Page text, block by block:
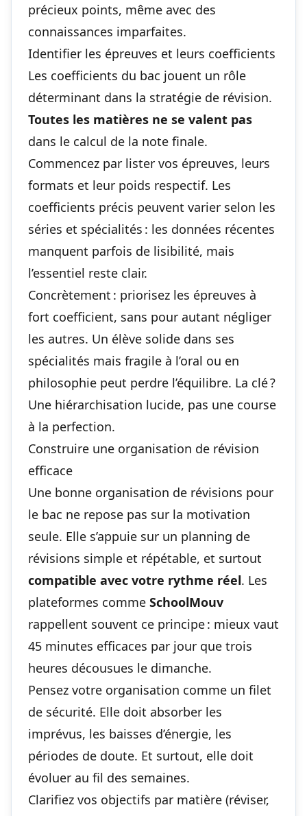
précieux points, même avec des
connaissances imparfaites.
Identifier les épreuves et leurs coefficients
Les coefficients du bac jouent un rôle
déterminant dans la stratégie de révision.
Toutes les matières ne se valent pas
dans le calcul de la note finale.
Commencez par lister vos épreuves, leurs
formats et leur poids respectif. Les
coefficients précis peuvent varier selon les
séries et spécialités : les données récentes
manquent parfois de lisibilité, mais
l’essentiel reste clair.
Concrètement : priorisez les épreuves à
fort coefficient, sans pour autant négliger
les autres. Un élève solide dans ses
spécialités mais fragile à l’oral ou en
philosophie peut perdre l’équilibre. La clé ?
Une hiérarchisation lucide, pas une course
à la perfection.
Construire une organisation de révision
efficace
Une bonne organisation de révisions pour
le bac ne repose pas sur la motivation
seule. Elle s’appuie sur un planning de
révisions simple et répétable, et surtout
compatible avec votre rythme réel. Les
plateformes comme SchoolMouv
rappellent souvent ce principe : mieux vaut
45 minutes efficaces par jour que trois
heures décousues le dimanche.
Pensez votre organisation comme un filet
de sécurité. Elle doit absorber les
imprévus, les baisses d’énergie, les
périodes de doute. Et surtout, elle doit
évoluer au fil des semaines.
Clarifiez vos objectifs par matière (réviser,